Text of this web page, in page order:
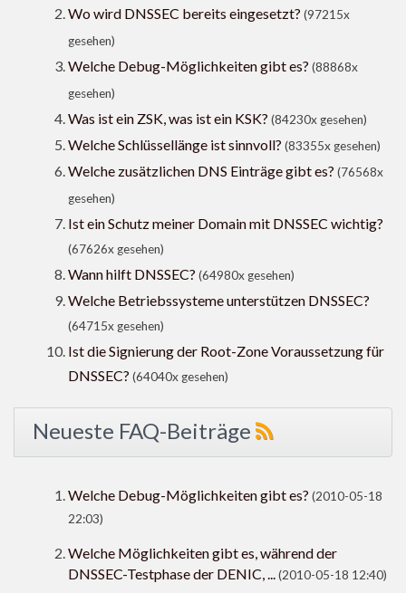
Wo wird DNSSEC bereits eingesetzt? (97215x
gesehen)
Welche Debug-Möglichkeiten gibt es? (88868x
gesehen)
Was ist ein ZSK, was ist ein KSK? (84230x gesehen)
Welche Schlüssellänge ist sinnvoll? (83355x gesehen)
Welche zusätzlichen DNS Einträge gibt es? (76568x
gesehen)
Ist ein Schutz meiner Domain mit DNSSEC wichtig?
(67626x gesehen)
Wann hilft DNSSEC? (64980x gesehen)
Welche Betriebssysteme unterstützen DNSSEC?
(64715x gesehen)
Ist die Signierung der Root-Zone Voraussetzung für
DNSSEC? (64040x gesehen)
Neueste FAQ-Beiträge
Welche Debug-Möglichkeiten gibt es? (2010-05-18
22:03)
Welche Möglichkeiten gibt es, während der
DNSSEC-Testphase der DENIC, ...(2010-05-18 12:40)